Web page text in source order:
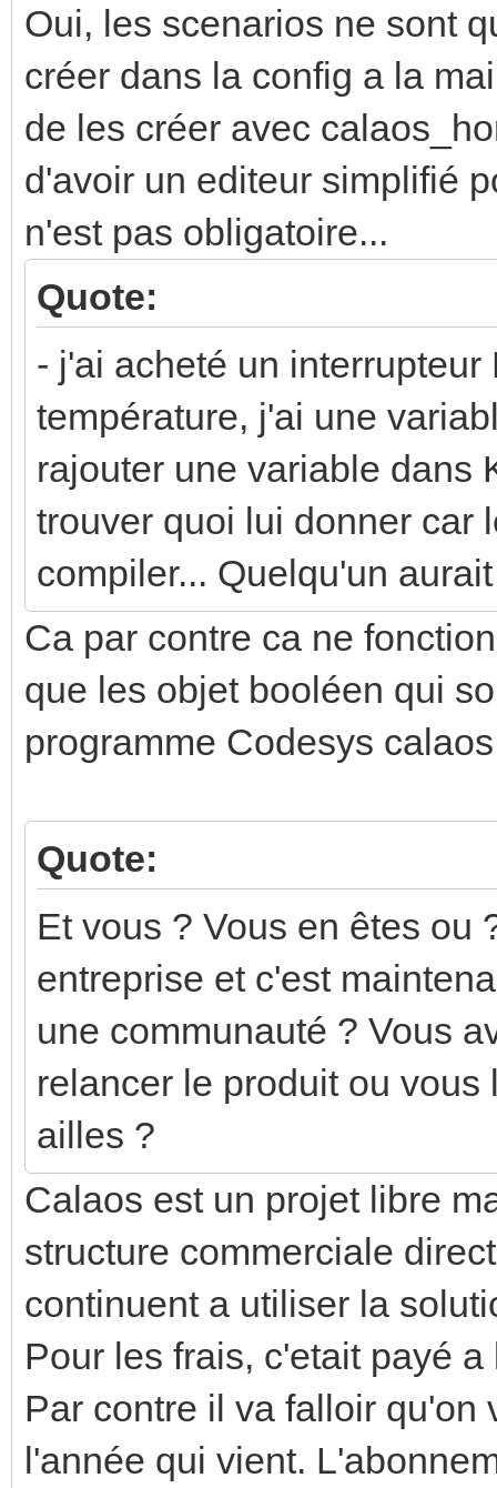
Oui, les scenarios ne sont
créer dans la config a la
de les créer avec
d'avoir un editeur simplifié
n'est pas obligatoire...
Quote:
- j'ai acheté un
température, j'ai une
rajouter une variable dans
trouver quoi lui donner car
compiler... Quelqu'un
Ca par contre ca ne
que les objet booléen qui
programme Codesys
Quote:
Et vous ? Vous en êtes ou
entreprise et c'est
une communauté ? Vous
relancer le produit ou
ailles ?
Calaos est un projet libre
structure commerciale
continuent a utiliser la
Pour les frais, c'etait payé
Par contre il va falloir qu'on
l'année qui vient.